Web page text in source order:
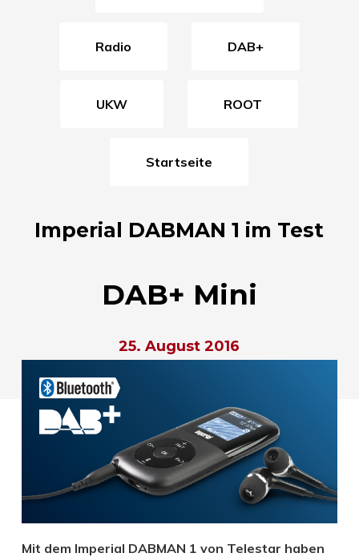
Radio DAB+
UKW ROOT
Startseite
Imperial DABMAN 1 im Test
DAB+ Mini
25. August 2016
Mit dem Imperial DABMAN 1 von Telestar haben